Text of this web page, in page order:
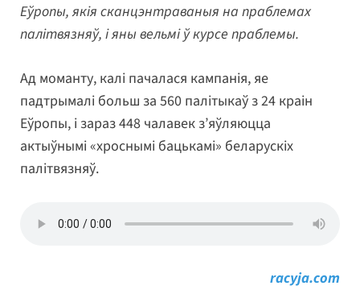
Еўропы, якія сканцэнтраваныя на праблемах
палітвязняў, і яны вельмі ў курсе праблемы.
Ад моманту, калі пачалася кампанія, яе
падтрымалі больш за 560 палітыкаў з 24 краін
Еўропы, і зараз 448 чалавек з’яўляюцца
актыўнымі «хроснымі бацькамі» беларускіх
палітвязняў.
racyja.com